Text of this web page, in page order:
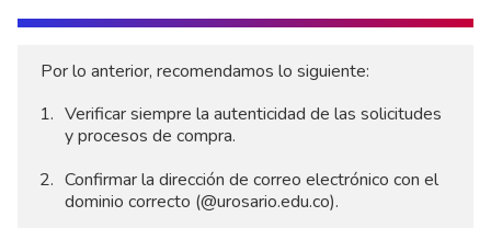
Por lo anterior, recomendamos lo siguiente:
Verificar siempre la autenticidad de las solicitudes
y procesos de compra.
Confirmar la dirección de correo electrónico con el
dominio correcto (@urosario.edu.co).